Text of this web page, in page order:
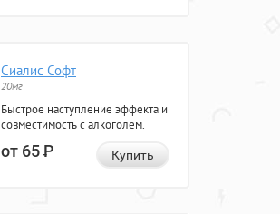
Сиалис Софт
20мг
Быстрое наступление эффекта и
совместимость с алкоголем.
от 65Р Купить